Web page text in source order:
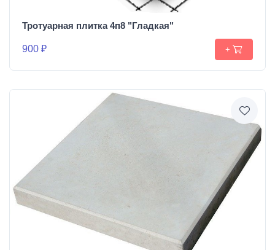
Тротуарная плитка 4п8 "Гладкая"
900 ₽ +